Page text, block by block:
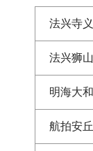
法兴寺
法兴狮
航拍安